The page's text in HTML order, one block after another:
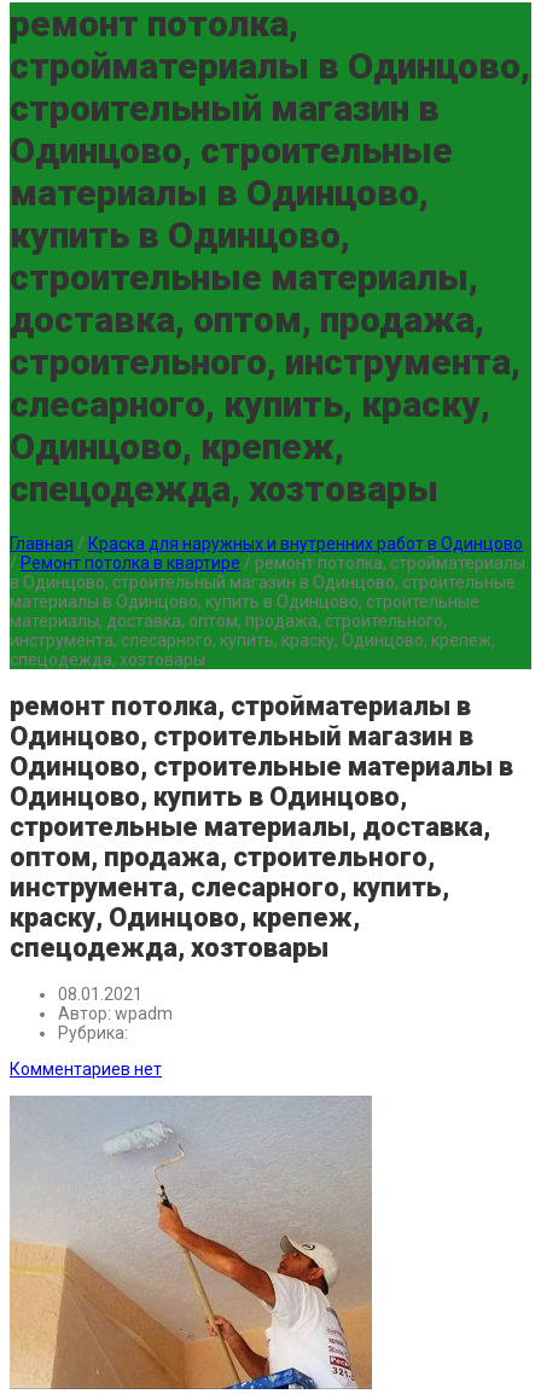
ремонт потолка,
стройматериалы в Одинцово,
строительный магазин в
Одинцово, строительные
материалы в Одинцово,
купить в Одинцово,
строительные материалы,
доставка, оптом, продажа,
строительного, инструмента,
слесарного, купить, краску,
Одинцово, крепеж,
спецодежда, хозтовары
Главная / Краска для наружных и внутренних работ в Одинцово
/ Ремонт потолка в квартире / ремонт потолка, стройматериалы
в Одинцово, строительный магазин в Одинцово, строительные
материалы в Одинцово, купить в Одинцово, строительные
материалы, доставка, оптом, продажа, строительного,
инструмента, слесарного, купить, краску, Одинцово, крепеж,
спецодежда, хозтовары
ремонт потолка, стройматериалы в
Одинцово, строительный магазин в
Одинцово, строительные материалы в
Одинцово, купить в Одинцово,
строительные материалы, доставка,
оптом, продажа, строительного,
инструмента, слесарного, купить,
краску, Одинцово, крепеж,
спецодежда, хозтовары
08.01.2021
Автор: wpadm
Рубрика:
Комментариев нет